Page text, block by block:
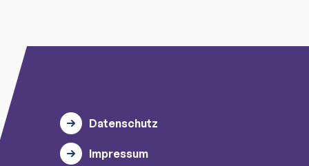
Datenschutz
Impressum